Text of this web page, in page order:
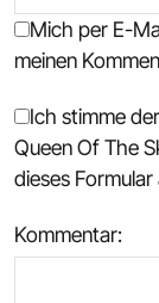
Mich per E-
meinen
Ich stimme
Queen Of The
dieses
Kommentar: